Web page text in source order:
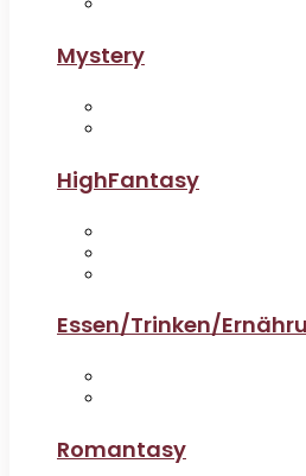
Mystery
HighFantasy
Essen/Trinken/
Romantasy